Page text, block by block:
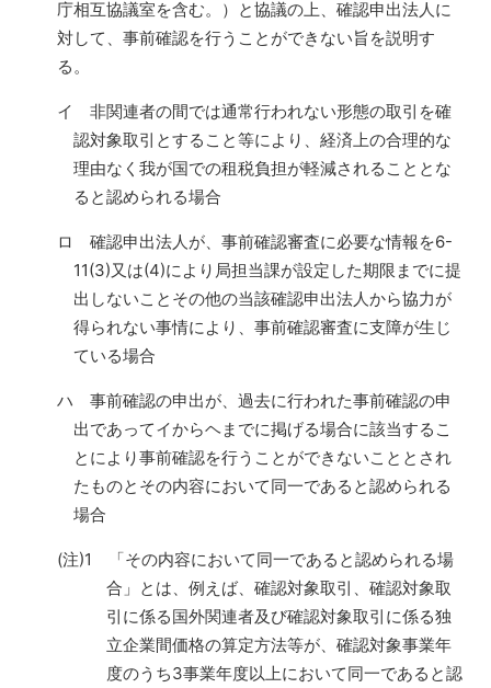
庁相互協議室を含む。）と協議の上、確認申出法人に
対して、事前確認を行うことができない旨を説明す
る。
イ 非関連者の間では通常行われない形態の取引を確
認対象取引とすること等により、経済上の合理的な
理由なく我が国での租税負担が軽減されることとな
ると認められる場合
ロ 確認申出法人が、事前確認審査に必要な情報を6-
11(3)又は(4)により局担当課が設定した期限までに提
出しないことその他の当該確認申出法人から協力が
得られない事情により、事前確認審査に支障が生じ
ている場合
ハ 事前確認の申出が、過去に行われた事前確認の申
出であってイからヘまでに掲げる場合に該当するこ
とにより事前確認を行うことができないこととされ
たものとその内容において同一であると認められる
場合
(注)1 「その内容において同一であると認められる場
合」とは、例えば、確認対象取引、確認対象取
引に係る国外関連者及び確認対象取引に係る独
立企業間価格の算定方法等が、確認対象事業年
度のうち3事業年度以上において同一であると認